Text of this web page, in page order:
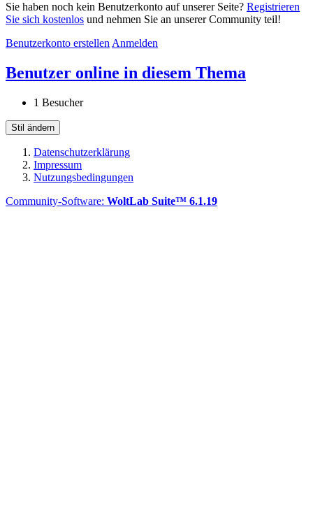
Sie haben noch kein Benutzerkonto auf unserer Seite? Registrieren
Sie sich kostenlos und nehmen Sie an unserer Community teil!
Benutzerkonto erstellen Anmelden
Benutzer online in diesem Thema
1 Besucher
Stil ändern
Datenschutzerklärung
Impressum
Nutzungsbedingungen
Community-Software: WoltLab Suite™ 6.1.19